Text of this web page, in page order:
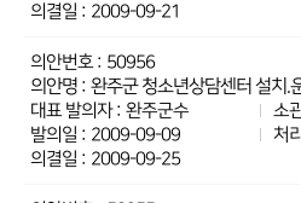
2009-09-21
50956
완주군 청소년상담센터 설치.
완주군수
2009-09-09
2009-09-25